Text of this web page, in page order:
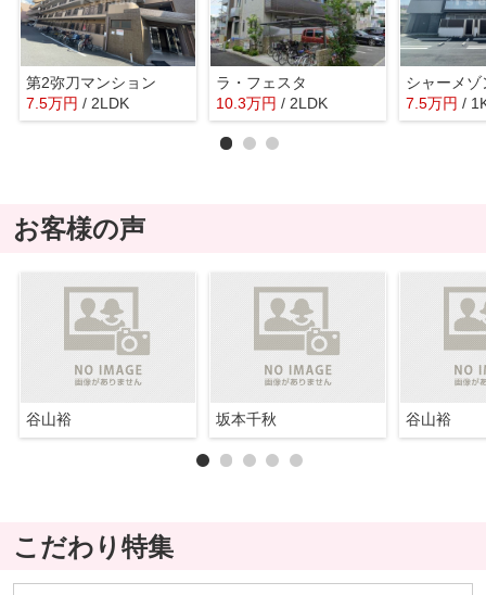
第2弥刀マンション
7.5万円 / 2LDK
ラ・フェスタ
10.3万円 / 2LDK 7.5万円 /
お客様の声
谷山裕 坂本千秋 谷山裕
こだわり特集